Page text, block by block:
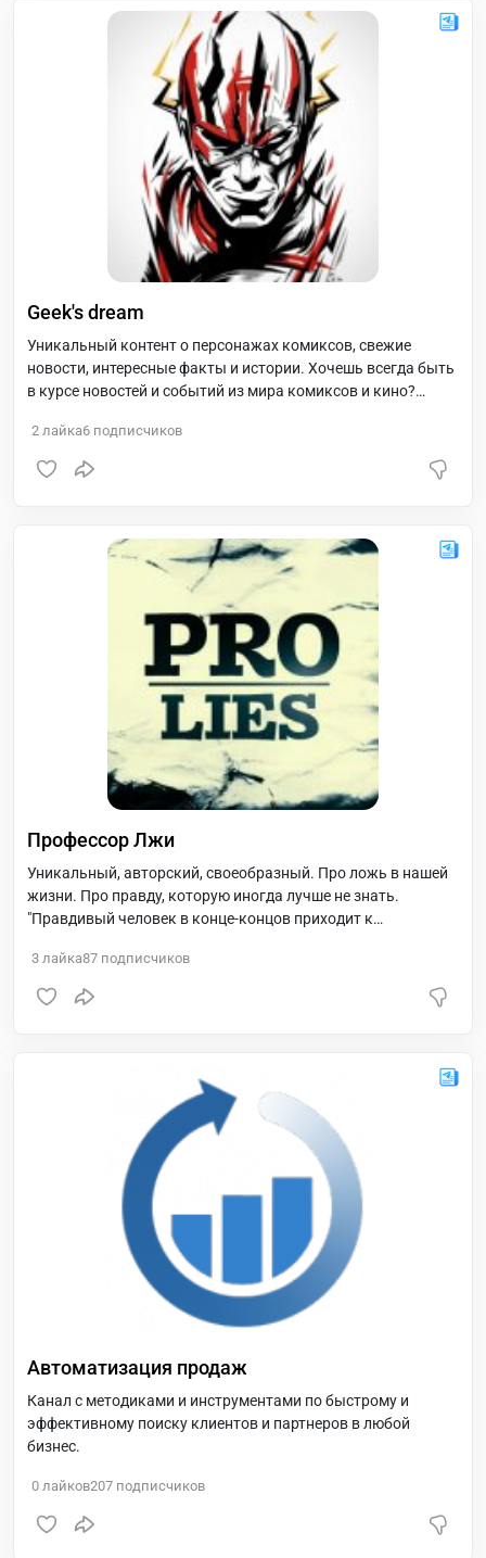
Geek's dream
Уникальный контент о персонажах комиксов, свежие
новости, интересные факты и истории. Хочешь всегда быть
в курсе новостей и событий из мира комиксов и кино?
2 лайка6 подписчиков
Профессор Лжи
Уникальный, авторский, своеобразный. Про ложь в нашей
жизни. Про правду, которую иногда лучше не знать.
"Правдивый человек в конце-концов приходит к
3 лайка87 подписчиков
Автоматизация продаж
Канал с методиками и инструментами по быстрому и
эффективному поиску клиентов и партнеров в любой
бизнес.
0 лайков207 подписчиков